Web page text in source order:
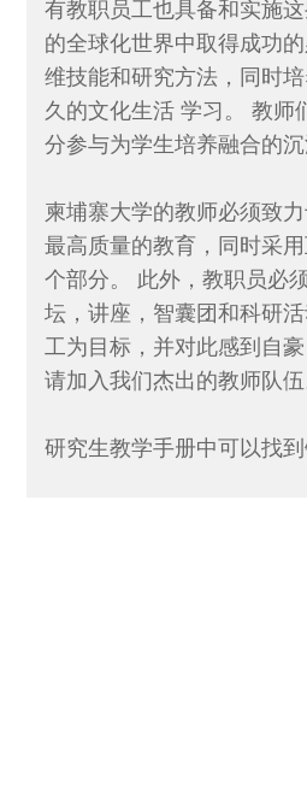
有教职员工也具备和实施
的全球化世界中取得成功
维技能和研究方法，同时
久的文化生活 学习。 教师
分参与为学生培养融合的沉
柬埔寨大学的教师必须致
最高质量的教育，同时采
个部分。 此外，教职员必
坛，讲座，智囊团和科研
工为目标，并对此感到自
请加入我们杰出的教师队伍
研究生教学手册中可以找